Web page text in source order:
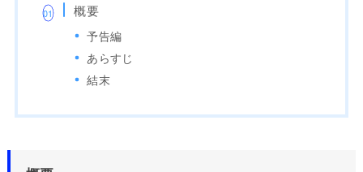
概要
予告編
あらすじ
結末